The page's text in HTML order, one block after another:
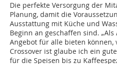
Die perfekte Versorgung der
Planung, damit die
Ausstattung mit Küche und
Beginn an geschaffen sind.
Angebot für alle bieten können,
Crossover ist glaube ich ein
für die Speisen bis zu